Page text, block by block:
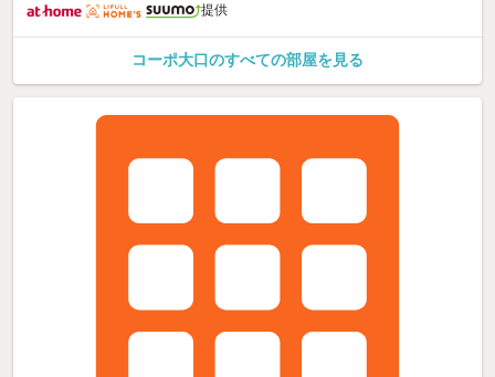
提供
コーポ大口のすべての部屋を見る